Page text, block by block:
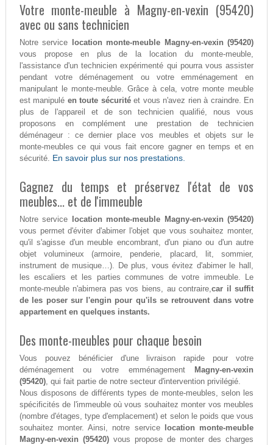
Votre monte-meuble à Magny-en-vexin (95420)
avec ou sans technicien
Notre service
location monte-meuble Magny-en-vexin (95420)
vous propose en plus de la location du monte-meuble,
l'assistance d'un technicien expérimenté qui pourra vous assister
pendant votre déménagement ou votre emménagement en
manipulant le monte-meuble. Grâce à cela, votre monte meuble
est manipulé en toute sécuritéet vous n'avez rien à craindre. En
plus de l'appareil et de son technicien qualifié, nous vous
proposons en complément une prestation de technicien
déménageur : ce dernier place vos meubles et objets sur le
monte-meubles ce qui vous fait encore gagner en temps et en
sécurité. En savoir plus sur nos prestations.
Gagnez du temps et préservez l'état de vos
meubles... et de l'immeuble
Notre service
location monte-meuble Magny-en-vexin (95420)
vous permet d'éviter d'abimer l'objet que vous souhaitez monter,
qu'il s'agisse d'un meuble encombrant, d'un piano ou d'un autre
objet volumineux (armoire, penderie, placard, lit, sommier,
instrument de musique…). De plus, vous évitez d'abimer le hall,
les escaliers et les parties communes de votre immeuble. Le
monte-meuble n'abimera pas vos biens, au contraire,car il suffit
de les poser sur l'engin pour qu'ils se retrouvent dans votre
appartement en quelques instants.
Des monte-meubles pour chaque besoin
Vous pouvez bénéficier d'une livraison rapide pour votre
déménagement ou votre emménagement
Magny-en-vexin
(95420), qui fait partie de notre secteur d'intervention privilégié.
Nous disposons de différents types de monte-meubles, selon les
spécificités de l'immeuble où vous souhaitez monter vos meubles
(nombre d'étages, type d'emplacement) et selon le poids que vous
souhaitez monter. Ainsi, notre service
location monte-meuble
Magny-en-vexin (95420)vous propose de monter des charges